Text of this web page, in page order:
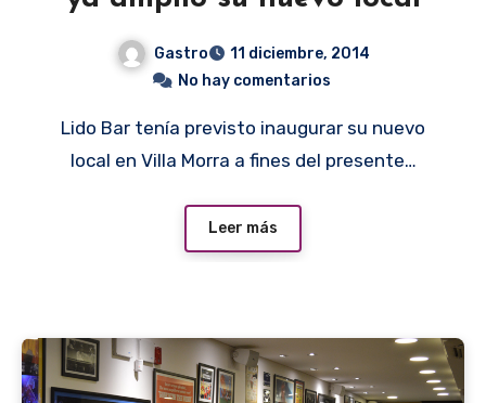
Gastro
11 diciembre, 2014
No hay comentarios
Lido Bar tenía previsto inaugurar su nuevo
local en Villa Morra a fines del presente…
Leer más